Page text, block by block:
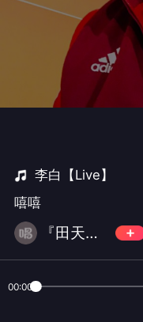
李白【Live】
嘻嘻
『田天天』
00:00